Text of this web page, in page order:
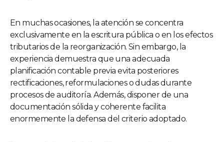
En muchas ocasiones, la atención se concentra
exclusivamente en la escritura pública o en los efectos
tributarios de la reorganización. Sin embargo, la
experiencia demuestra que una adecuada
planificación contable previa evita posteriores
rectificaciones, reformulaciones o dudas durante
procesos de auditoría. Además, disponer de una
documentación sólida y coherente facilita
enormemente la defensa del criterio adoptado.